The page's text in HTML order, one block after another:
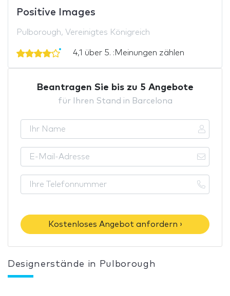
Positive Images
Pulborough, Vereinigtes Königreich
4,1 über 5. :Meinungen zählen
Beantragen Sie bis zu 5 Angebote
für Ihren Stand in Barcelona
Kostenloses Angebot anfordern ›
Designerstände in Pulborough